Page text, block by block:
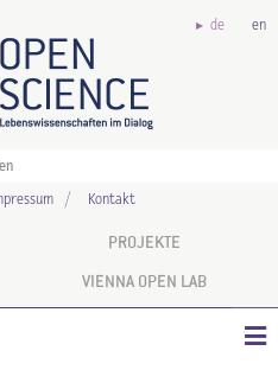
de en
Kontakt
PROJEKTE
VIENNA OPEN LAB